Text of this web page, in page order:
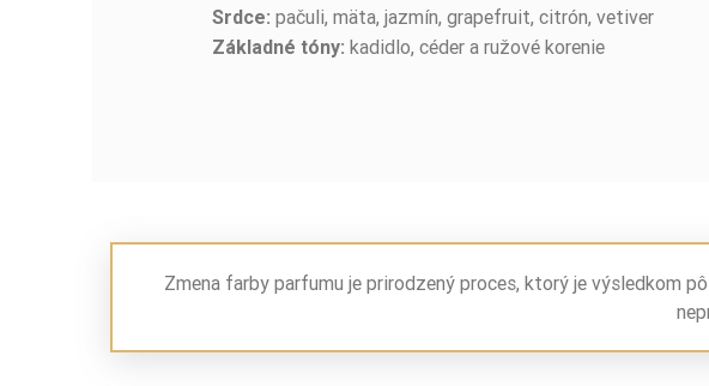
Srdce:pačuli, mäta, jazmín, grapefruit, citrón, vetiver
Základné tóny:kadidlo, céder a ružové korenie
Zmena farby parfumu je prirodzený proces, ktorý je výsledkom